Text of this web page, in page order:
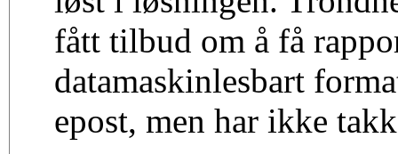
fått tilbud om å få
datamaskinlesbart
epost, men har ikke